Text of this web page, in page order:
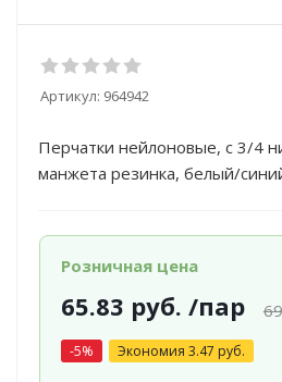
Артикул: 964942
Перчатки нейлоновые, с 3/4
манжета резинка, белый/
Розничная цена
65.83 руб. /пар
-5% Экономия 3.47 руб.